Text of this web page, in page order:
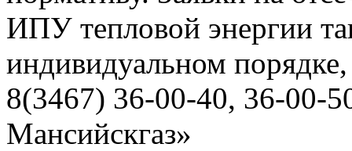
ИПУ тепловой энергии
индивидуальном
8(3467) 36-00-40, 36-
Мансийскгаз»